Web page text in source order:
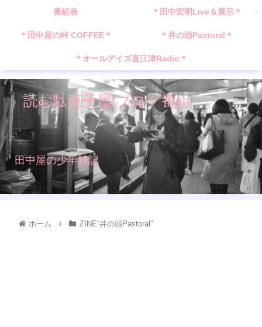
読む駄菓子屋/ブログ番組
田中屋の少年雑記
番組表 ＊田中宏明Live＆展示＊
＊田中屋の峠 COFFEE＊ ＊井の頭Pastoral＊
＊オールデイズ直江津Radio＊
ホーム ZINE“井の頭Pastoral”